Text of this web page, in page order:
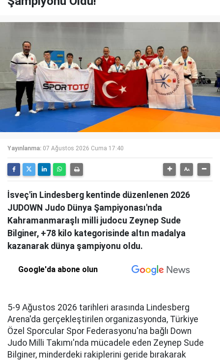
Yayınlanma: 07 Ağustos 2026 Cuma 17:40
İsveç'in Lindesberg kentinde düzenlenen 2026
JUDOWN Judo Dünya Şampiyonası'nda
Kahramanmaraşlı milli judocu Zeynep Sude
Bilginer, +78 kilo kategorisinde altın madalya
kazanarak dünya şampiyonu oldu.
Google'da abone olun
5-9 Ağustos 2026 tarihleri arasında Lindesberg
Arena'da gerçekleştirilen organizasyonda, Türkiye
Özel Sporcular Spor Federasyonu'na bağlı Down
Judo Milli Takımı'nda mücadele eden Zeynep Sude
Bilginer, minderdeki rakiplerini geride bırakarak